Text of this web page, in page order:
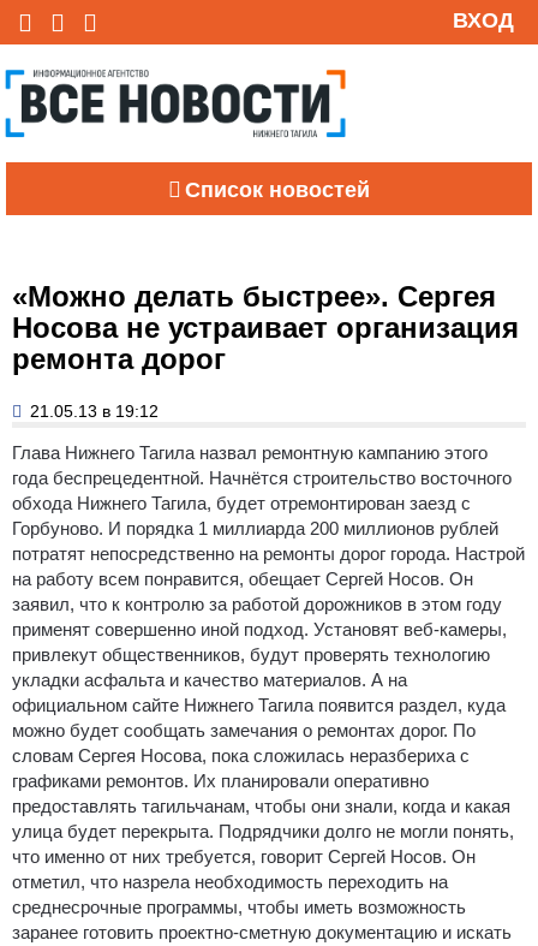
ВХОД
Список новостей
«Можно делать быстрее». Сергея
Носова не устраивает организация
ремонта дорог
21.05.13 в 19:12
Глава Нижнего Тагила назвал ремонтную кампанию этого
года беспрецедентной. Начнётся строительство восточного
обхода Нижнего Тагила, будет отремонтирован заезд с
Горбуново. И порядка 1 миллиарда 200 миллионов рублей
потратят непосредственно на ремонты дорог города. Настрой
на работу всем понравится, обещает Сергей Носов. Он
заявил, что к контролю за работой дорожников в этом году
применят совершенно иной подход. Установят веб-камеры,
привлекут общественников, будут проверять технологию
укладки асфальта и качество материалов. А на
официальном сайте Нижнего Тагила появится раздел, куда
можно будет сообщать замечания о ремонтах дорог. По
словам Сергея Носова, пока сложилась неразбериха с
графиками ремонтов. Их планировали оперативно
предоставлять тагильчанам, чтобы они знали, когда и какая
улица будет перекрыта. Подрядчики долго не могли понять,
что именно от них требуется, говорит Сергей Носов. Он
отметил, что назрела необходимость переходить на
среднесрочные программы, чтобы иметь возможность
заранее готовить проектно-сметную документацию и искать